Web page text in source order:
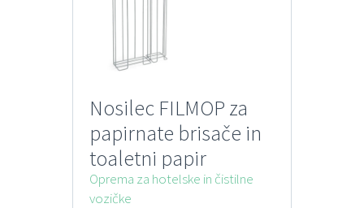
Nosilec FILMOP za
papirnate brisače in
toaletni papir
MORGAN
Oprema za hotelske in čistilne
vozičke